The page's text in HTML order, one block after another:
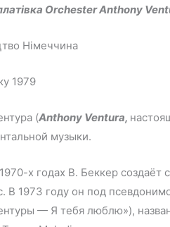
Orchester Anthony
Німеччина
1979
(Anthony Ventura,
музыки.
х годах В. Беккер
В 1973 году он под
— Я тебя люблю»),